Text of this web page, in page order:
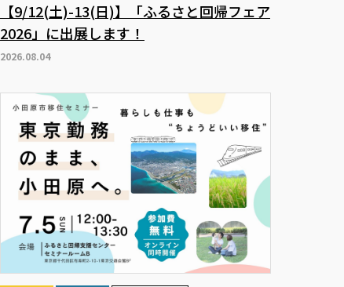
2026.08.04
【9/12(土)-13(日)】「ふるさと回帰フェア
2026」に出展します！